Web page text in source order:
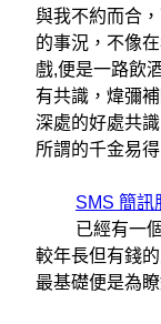
與我不約而合
的事況，不像
戲,便是一路飲
有共識，煒彌
深處的好處共
所謂的千金易
SMS 簡訊
已經有一個
較年長但有錢
最基礎便是為瞭